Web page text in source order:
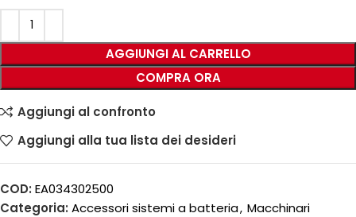
AGGIUNGI AL CARRELLO
COMPRA ORA
Aggiungi al confronto
Aggiungi alla tua lista dei desideri
COD: EA034302500
Categoria: Accessori sistemi a batteria, Macchinari